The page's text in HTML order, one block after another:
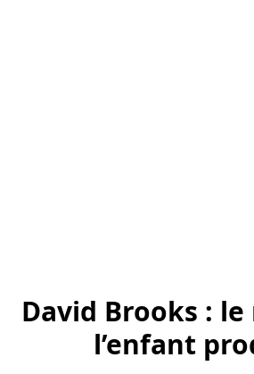
David Brooks :
l’enfant